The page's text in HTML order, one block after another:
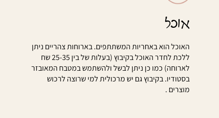
אוכל
האוכל הוא באחריות המשתתפים. בארוחות צהריים ניתן
ללכת לחדר האוכל בקיבוץ (בעלות של בין 25-35 שח
לארוחה) כמו כן ניתן לבשל ולהשתמש במטבח המאובזר
בסטודיו. בקיבוץ גם יש מרכולית למי שרוצה לרכוש
מוצרים .